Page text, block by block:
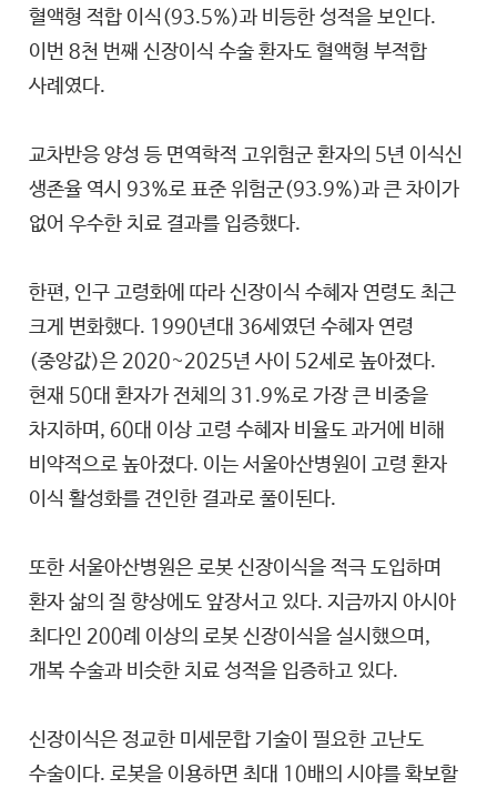
혈액형 적합 이식(93.5%)과 비등한 성적을 보인다.
이번 8천 번째 신장이식 수술 환자도 혈액형 부적합
사례였다.
교차반응 양성 등 면역학적 고위험군 환자의 5년 이식신
생존율 역시 93%로 표준 위험군(93.9%)과 큰 차이가
없어 우수한 치료 결과를 입증했다.
한편, 인구 고령화에 따라 신장이식 수혜자 연령도 최근
크게 변화했다. 1990년대 36세였던 수혜자 연령
(중앙값)은 2020~2025년 사이 52세로 높아졌다.
현재 50대 환자가 전체의 31.9%로 가장 큰 비중을
차지하며, 60대 이상 고령 수혜자 비율도 과거에 비해
비약적으로 높아졌다. 이는 서울아산병원이 고령 환자
이식 활성화를 견인한 결과로 풀이된다.
또한 서울아산병원은 로봇 신장이식을 적극 도입하며
환자 삶의 질 향상에도 앞장서고 있다. 지금까지 아시아
최다인 200례 이상의 로봇 신장이식을 실시했으며,
개복 수술과 비슷한 치료 성적을 입증하고 있다.
신장이식은 정교한 미세문합 기술이 필요한 고난도
수술이다. 로봇을 이용하면 최대 10배의 시야를 확보할